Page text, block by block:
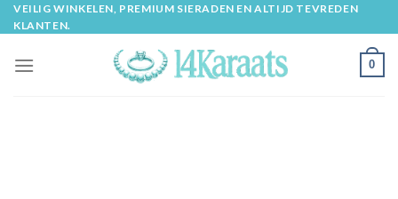
Skip
to
VEILIG WINKELEN, PREMIUM SIERADEN EN ALTIJD TEVREDEN
KLANTEN.
0